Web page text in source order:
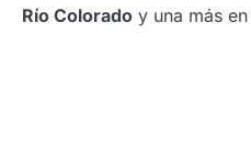
Río Colorado y una más